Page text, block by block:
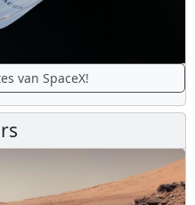
van SpaceX!